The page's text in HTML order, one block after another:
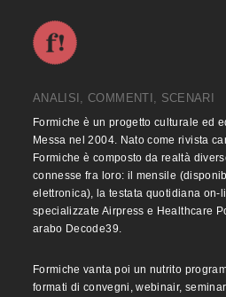
ANALISI, COMMENTI, SCENARI
Formiche è un progetto culturale ed
Messa nel 2004. Nato come rivista
Formiche è composto da realtà
connesse fra loro: il mensile
elettronica), la testata quotidiana on-
specializzate Airpress e Healthcare
arabo Decode39.
Formiche vanta poi un nutrito
formati di convegni, webinair,